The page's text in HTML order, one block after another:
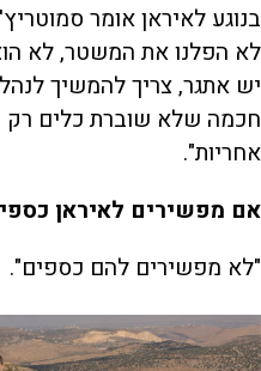
בנוגע לאיראן אומר
לא הפלנו את המשטר, לא
יש אתגר, צריך להמשיך
חכמה שלא שוברת כלים רק
אחריות".
אם מפשירים לאיראן
"לא מפשירים להם כספים".